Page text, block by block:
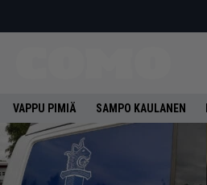
VAPPU PIMIÄ SAMPO KAULANEN